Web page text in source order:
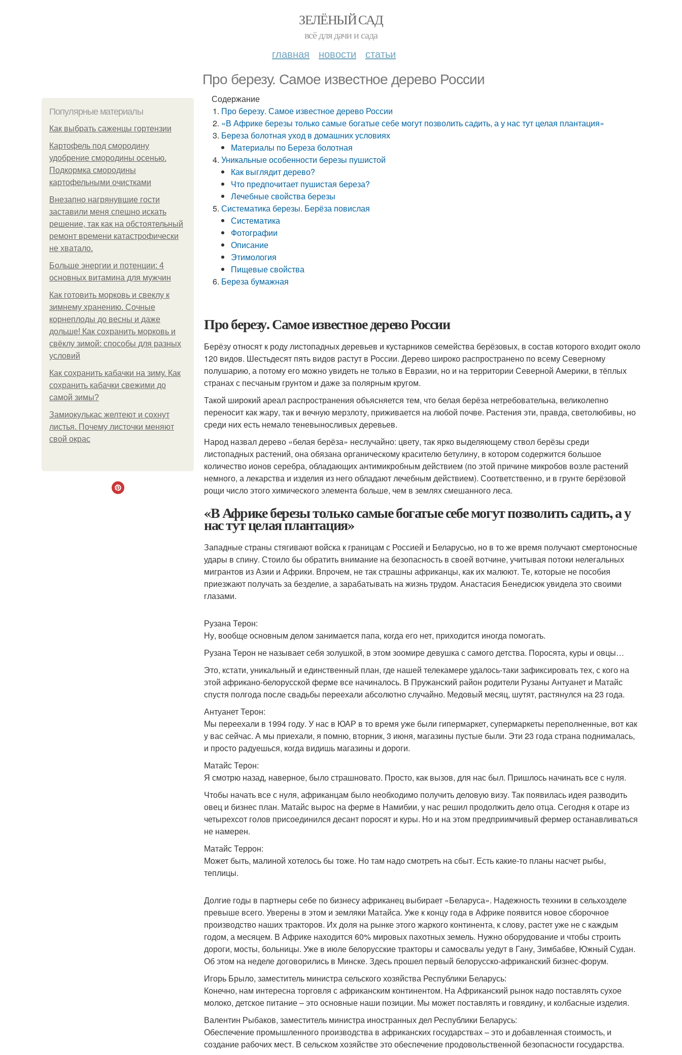
ЗЕЛЁНЫЙ САД
всё для дачи и сада
главная новости статьи
Про березу. Самое известное дерево России
Популярные материалы
Как выбрать саженцы гортензии
Картофель под смородину
удобрение смородины осенью.
Подкормка смородины
картофельными очистками
Внезапно нагрянувшие гости
заставили меня спешно искать
решение, так как на обстоятельный
ремонт времени катастрофически
не хватало.
Больше энергии и потенции: 4
основных витамина для мужчин
Как готовить морковь и свеклу к
зимнему хранению. Сочные
корнеплоды до весны и даже
дольше! Как сохранить морковь и
свёклу зимой: способы для разных
условий
Как сохранить кабачки на зиму. Как
сохранить кабачки свежими до
самой зимы?
Замиокулькас желтеют и сохнут
листья. Почему листочки меняют
свой окрас
Содержание
Про березу. Самое известное дерево России
«В Африке березы только самые богатые себе могут позволить садить, а у нас тут целая плантация»
Береза болотная уход в домашних условиях
Материалы по Береза болотная
Уникальные особенности березы пушистой
Как выглядит дерево?
Что предпочитает пушистая береза?
Лечебные свойства березы
Систематика березы. Берёза повислая
Систематика
Фотографии
Описание
Этимология
Пищевые свойства
Береза бумажная
Про березу. Самое известное дерево России
Берёзу относят к роду листопадных деревьев и кустарников семейства берёзовых, в состав которого входит около
120 видов. Шестьдесят пять видов растут в России. Дерево широко распространено по всему Северному
полушарию, а потому его можно увидеть не только в Евразии, но и на территории Северной Америки, в тёплых
странах с песчаным грунтом и даже за полярным кругом.
Такой широкий ареал распространения объясняется тем, что белая берёза нетребовательна, великолепно
переносит как жару, так и вечную мерзлоту, приживается на любой почве. Растения эти, правда, светолюбивы, но
среди них есть немало теневыносливых деревьев.
Народ назвал дерево «белая берёза» неслучайно: цвету, так ярко выделяющему ствол берёзы среди
листопадных растений, она обязана органическому красителю бетулину, в котором содержится большое
количество ионов серебра, обладающих антимикробным действием (по этой причине микробов возле растений
немного, а лекарства и изделия из него обладают лечебным действием). Соответственно, и в грунте берёзовой
рощи число этого химического элемента больше, чем в землях смешанного леса.
«В Африке березы только самые богатые себе могут позволить садить, а у
нас тут целая плантация»
Западные страны стягивают войска к границам с Россией и Беларусью, но в то же время получают смертоносные
удары в спину. Стоило бы обратить внимание на безопасность в своей вотчине, учитывая потоки нелегальных
мигрантов из Азии и Африки. Впрочем, не так страшны африканцы, как их малюют. Те, которые не пособия
приезжают получать за безделие, а зарабатывать на жизнь трудом. Анастасия Бенедисюк увидела это своими
глазами.
Рузана Терон:
Ну, вообще основным делом занимается папа, когда его нет, приходится иногда помогать.
Рузана Терон не называет себя золушкой, в этом зоомире девушка с самого детства. Поросята, куры и овцы…
Это, кстати, уникальный и единственный план, где нашей телекамере удалось-таки зафиксировать тех, с кого на
этой африкано-белорусской ферме все начиналось. В Пружанский район родители Рузаны Антуанет и Матайс
спустя полгода после свадьбы переехали абсолютно случайно. Медовый месяц, шутят, растянулся на 23 года.
Антуанет Терон:
Мы переехали в 1994 году. У нас в ЮАР в то время уже были гипермаркет, супермаркеты переполненные, вот как
у вас сейчас. А мы приехали, я помню, вторник, 3 июня, магазины пустые были. Эти 23 года страна поднималась,
и просто радуешься, когда видишь магазины и дороги.
Матайс Терон:
Я смотрю назад, наверное, было страшновато. Просто, как вызов, для нас был. Пришлось начинать все с нуля.
Чтобы начать все с нуля, африканцам было необходимо получить деловую визу. Так появилась идея разводить
овец и бизнес план. Матайс вырос на ферме в Намибии, у нас решил продолжить дело отца. Сегодня к отаре из
четырехсот голов присоединился десант поросят и куры. Но и на этом предприимчивый фермер останавливаться
не намерен.
Матайс Террон:
Может быть, малиной хотелось бы тоже. Но там надо смотреть на сбыт. Есть какие-то планы насчет рыбы,
теплицы.
Долгие годы в партнеры себе по бизнесу африканец выбирает «Беларуса». Надежность техники в сельхозделе
превыше всего. Уверены в этом и земляки Матайса. Уже к концу года в Африке появится новое сборочное
производство наших тракторов. Их доля на рынке этого жаркого континента, к слову, растет уже не с каждым
годом, а месяцем. В Африке находится 60% мировых пахотных земель. Нужно оборудование и чтобы строить
дороги, мосты, больницы. Уже в июле белорусские тракторы и самосвалы уедут в Гану, Зимбабве, Южный Судан.
Об этом на неделе договорились в Минске. Здесь прошел первый белорусско-африканский бизнес-форум.
Игорь Брыло, заместитель министра сельского хозяйства Республики Беларусь:
Конечно, нам интересна торговля с африканским континентом. На Африканский рынок надо поставлять сухое
молоко, детское питание – это основные наши позиции. Мы может поставлять и говядину, и колбасные изделия.
Валентин Рыбаков, заместитель министра иностранных дел Республики Беларусь:
Обеспечение промышленного производства в африканских государствах – это и добавленная стоимость, и
создание рабочих мест. В сельском хозяйстве это обеспечение продовольственной безопасности государства.